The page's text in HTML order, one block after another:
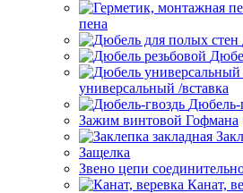
пена
универсальный /вставка
Дюбель-
Зажим винтовой Гофмана
Защелка
Звено цепи
Канат,